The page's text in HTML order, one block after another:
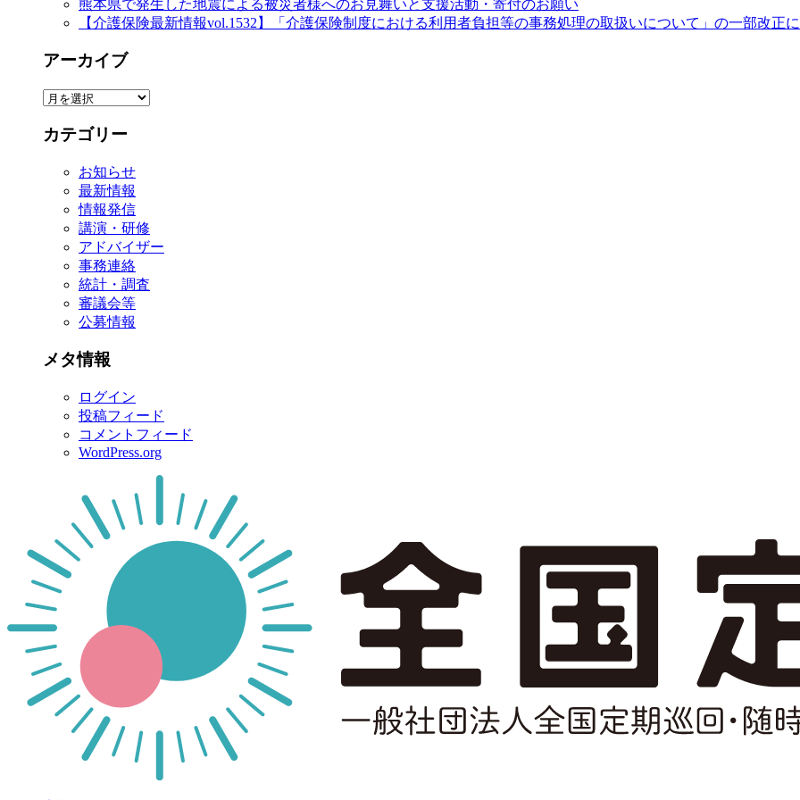
熊本県で発生した地震による被災者様へのお見舞いと支援活動・寄付のお願い
【介護保険最新情報vol.1532】「介護保険制度における利用者負担等の事務処理の取扱いについて」の一部改正
アーカイブ
ア
カ
カテゴリー
お知らせ
最新情報
情報発信
講演・研修
アドバイザー
事務連絡
統計・調査
審議会等
公募情報
メタ情報
ログイン
投稿フィード
コメントフィード
WordPress.org